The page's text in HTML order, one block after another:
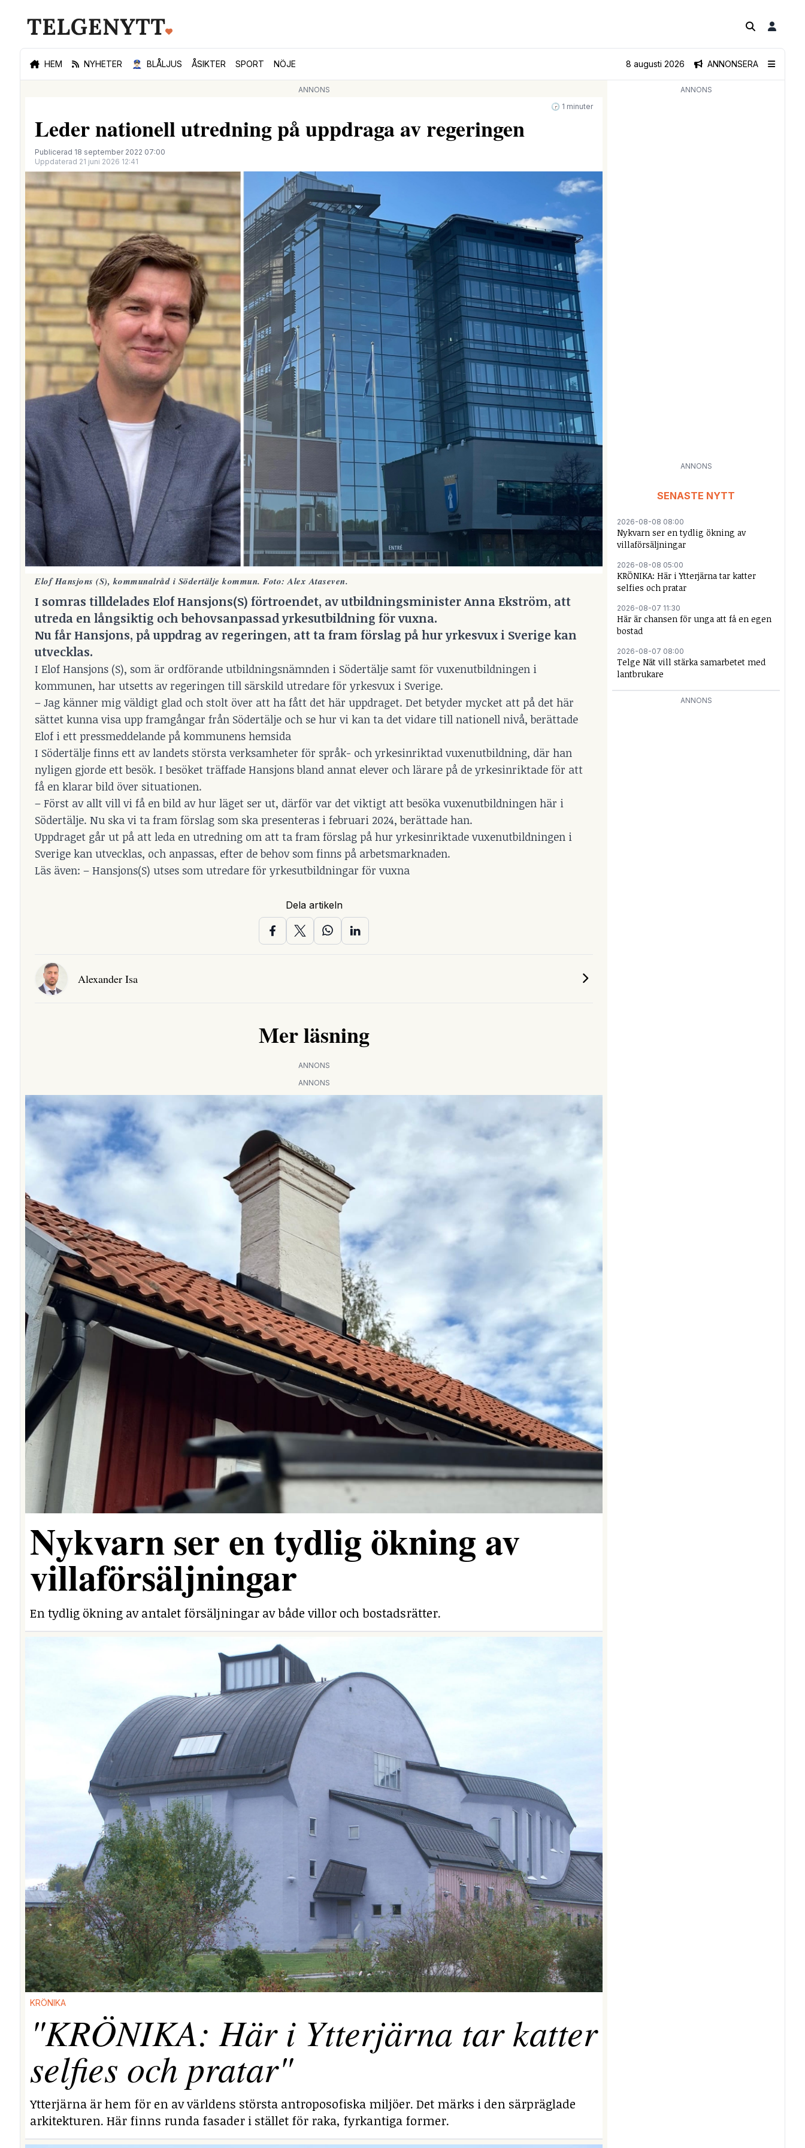
HEM NYHETER 👮🏻‍♂️ BLÅLJUS ÅSIKTER SPORT NÖJE ANNONSERA
8 augusti 2026
ANNONS
🕝 1 minuter
Leder nationell utredning på uppdraga av regeringen
Publicerad 18 september 2022 07:00
Uppdaterad 21 juni 2026 12:41
Elof Hansjons (S), kommunalråd i Södertälje kommun. Foto: Alex Ataseven.
I somras tilldelades Elof Hansjons(S) förtroendet, av utbildningsminister Anna Ekström, att
utreda en långsiktig och behovsanpassad yrkesutbildning för vuxna.
Nu får Hansjons, på uppdrag av regeringen, att ta fram förslag på hur yrkesvux i Sverige kan
utvecklas.
I Elof Hansjons (S), som är ordförande utbildningsnämnden i Södertälje samt för vuxenutbildningen i
kommunen, har utsetts av regeringen till särskild utredare för yrkesvux i Sverige.
– Jag känner mig väldigt glad och stolt över att ha fått det här uppdraget. Det betyder mycket att på det här
sättet kunna visa upp framgångar från Södertälje och se hur vi kan ta det vidare till nationell nivå, berättade
Elof i ett pressmeddelande på kommunens hemsida
I Södertälje finns ett av landets största verksamheter för språk- och yrkesinriktad vuxenutbildning, där han
nyligen gjorde ett besök. I besöket träffade Hansjons bland annat elever och lärare på de yrkesinriktade för att
få en klarar bild över situationen.
– Först av allt vill vi få en bild av hur läget ser ut, därför var det viktigt att besöka vuxenutbildningen här i
Södertälje. Nu ska vi ta fram förslag som ska presenteras i februari 2024, berättade han.
Uppdraget går ut på att leda en utredning om att ta fram förslag på hur yrkesinriktade vuxenutbildningen i
Sverige kan utvecklas, och anpassas, efter de behov som finns på arbetsmarknaden.
Läs även: – Hansjons(S) utses som utredare för yrkesutbildningar för vuxna
Dela artikeln
Alexander Isa
Mer läsning
ANNONS
ANNONS
Nykvarn ser en tydlig ökning av
villaförsäljningar
En tydlig ökning av antalet försäljningar av både villor och bostadsrätter.
KRÖNIKA
"KRÖNIKA: Här i Ytterjärna tar katter
selfies och pratar"
Ytterjärna är hem för en av världens största antroposofiska miljöer. Det märks i den särpräglade
arkitekturen. Här finns runda fasader i stället för raka, fyrkantiga former.
ANNONS
ANNONS
SENASTE NYTT
2026-08-08 08:00
Nykvarn ser en tydlig ökning av
villaförsäljningar
2026-08-08 05:00
KRÖNIKA: Här i Ytterjärna tar katter
selfies och pratar
2026-08-07 11:30
Här är chansen för unga att få en egen
bostad
2026-08-07 08:00
Telge Nät vill stärka samarbetet med
lantbrukare
ANNONS